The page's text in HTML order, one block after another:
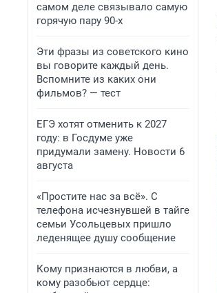
самом деле связывало самую
горячую пару 90-х
Эти фразы из советского кино
вы говорите каждый день.
Вспомните из каких они
фильмов? — тест
ЕГЭ хотят отменить к 2027
году: в Госдуме уже
придумали замену. Новости 6
августа
«Простите нас за всё». С
телефона исчезнувшей в тайге
семьи Усольцевых пришло
леденящее душу сообщение
Кому признаются в любви, а
кому разобьют сердце: